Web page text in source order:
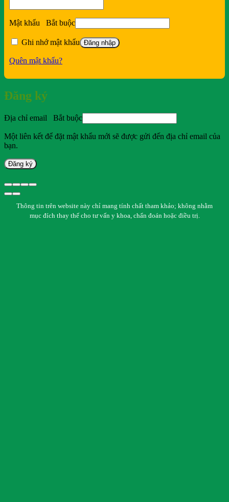
Mật khẩu Bắt buộc
Ghi nhớ mật khẩu Đăng nhập
Quên mật khẩu?
Đăng ký
Địa chỉ email Bắt buộc
Một liên kết để đặt mật khẩu mới sẽ được gửi đến địa chỉ email của
bạn.
Đăng ký
Thông tin trên website này chỉ mang tính chất tham khảo; không nhằm
mục đích thay thế cho tư vấn y khoa, chẩn đoán hoặc điều trị.